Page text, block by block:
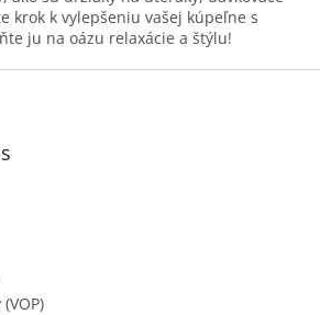
s
u
krok k vylepšeniu vašej kúpeľne s
ju na oázu relaxácie a štýlu!